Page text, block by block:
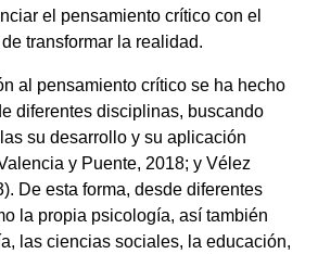
el pensamiento crítico con el
transformar la realidad.
al pensamiento crítico se ha hecho
diferentes disciplinas, buscando
su desarrollo y su aplicación
y Puente, 2018; y Vélez
De esta forma, desde diferentes
la propia psicología, así también
las ciencias sociales, la educación,